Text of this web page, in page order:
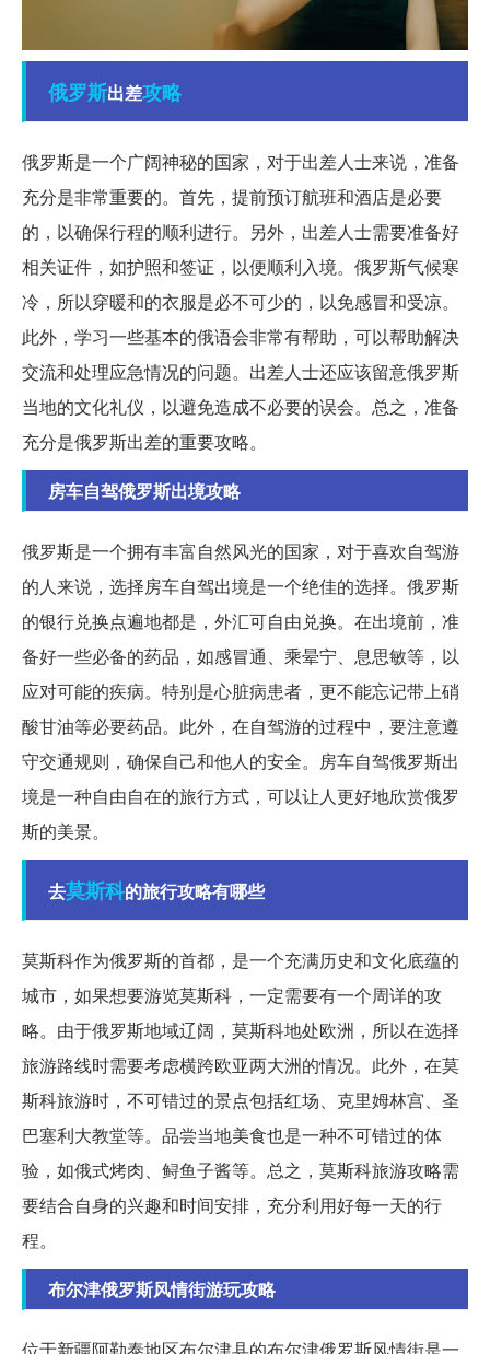
俄罗斯出差攻略
俄罗斯是一个广阔神秘的国家，对于出差人士来说，准备
充分是非常重要的。首先，提前预订航班和酒店是必要
的，以确保行程的顺利进行。另外，出差人士需要准备好
相关证件，如护照和签证，以便顺利入境。俄罗斯气候寒
冷，所以穿暖和的衣服是必不可少的，以免感冒和受凉。
此外，学习一些基本的俄语会非常有帮助，可以帮助解决
交流和处理应急情况的问题。出差人士还应该留意俄罗斯
当地的文化礼仪，以避免造成不必要的误会。总之，准备
充分是俄罗斯出差的重要攻略。
房车自驾俄罗斯出境攻略
俄罗斯是一个拥有丰富自然风光的国家，对于喜欢自驾游
的人来说，选择房车自驾出境是一个绝佳的选择。俄罗斯
的银行兑换点遍地都是，外汇可自由兑换。在出境前，准
备好一些必备的药品，如感冒通、乘晕宁、息思敏等，以
应对可能的疾病。特别是心脏病患者，更不能忘记带上硝
酸甘油等必要药品。此外，在自驾游的过程中，要注意遵
守交通规则，确保自己和他人的安全。房车自驾俄罗斯出
境是一种自由自在的旅行方式，可以让人更好地欣赏俄罗
斯的美景。
去莫斯科的旅行攻略有哪些
莫斯科作为俄罗斯的首都，是一个充满历史和文化底蕴的
城市，如果想要游览莫斯科，一定需要有一个周详的攻
略。由于俄罗斯地域辽阔，莫斯科地处欧洲，所以在选择
旅游路线时需要考虑横跨欧亚两大洲的情况。此外，在莫
斯科旅游时，不可错过的景点包括红场、克里姆林宫、圣
巴塞利大教堂等。品尝当地美食也是一种不可错过的体
验，如俄式烤肉、鲟鱼子酱等。总之，莫斯科旅游攻略需
要结合自身的兴趣和时间安排，充分利用好每一天的行
程。
布尔津俄罗斯风情街游玩攻略